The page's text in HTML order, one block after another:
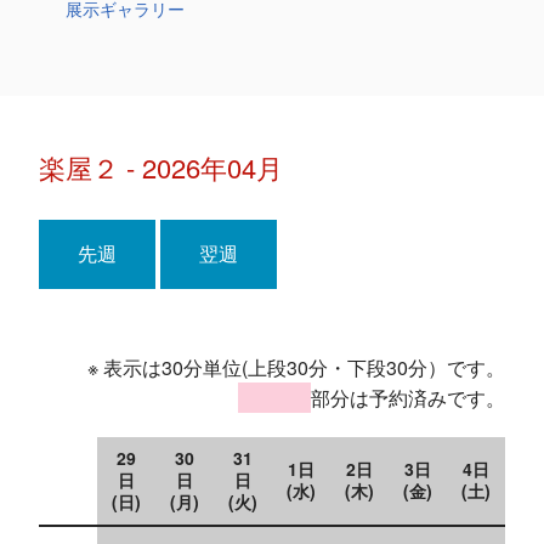
展示ギャラリー
楽屋２ - 2026年04月
先週 翌週
※ 表示は30分単位(上段30分・下段30分）です。
部分は予約済みです。
29
日
(日)
30
日
(月)
31
日
(火)
1日
(水)
2日
(木)
3日
(金)
4日
(土)